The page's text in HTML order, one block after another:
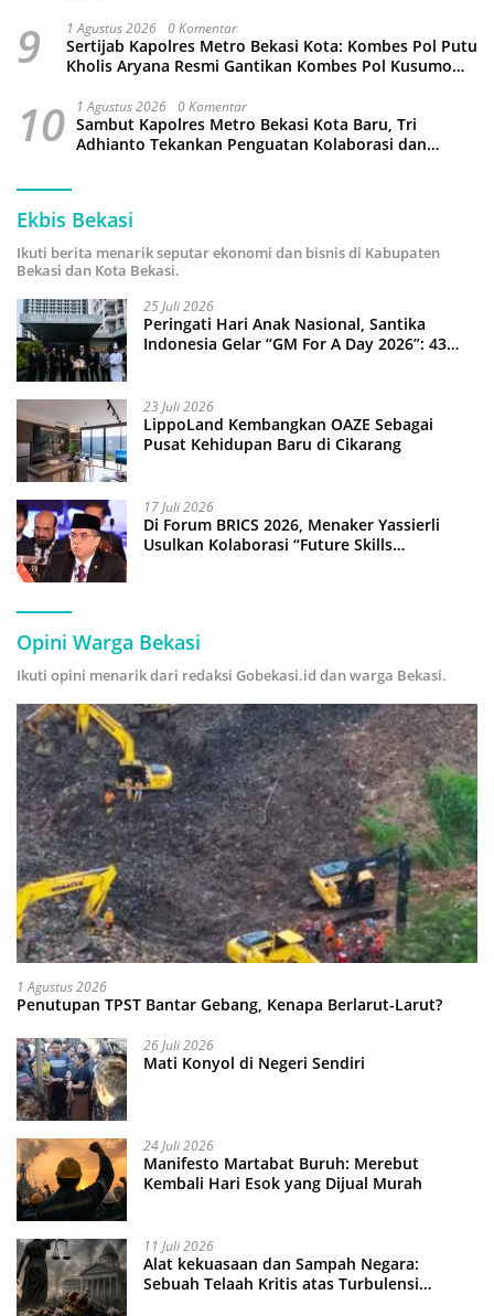
9 1 Agustus 2026 0 Komentar
Sertijab Kapolres Metro Bekasi Kota: Kombes Pol Putu
Kholis Aryana Resmi Gantikan Kombes Pol Kusumo
10 1 Agustus 2026 0 Komentar
Sambut Kapolres Metro Bekasi Kota Baru, Tri
Adhianto Tekankan Penguatan Kolaborasi dan
Ekbis Bekasi
Ikuti berita menarik seputar ekonomi dan bisnis di Kabupaten
Bekasi dan Kota Bekasi.
25 Juli 2026
Peringati Hari Anak Nasional, Santika
Indonesia Gelar “GM For A Day 2026”: 43
23 Juli 2026
LippoLand Kembangkan OAZE Sebagai
Pusat Kehidupan Baru di Cikarang
17 Juli 2026
Di Forum BRICS 2026, Menaker Yassierli
Usulkan Kolaborasi “Future Skills
Opini Warga Bekasi
Ikuti opini menarik dari redaksi Gobekasi.id dan warga Bekasi.
1 Agustus 2026
Penutupan TPST Bantar Gebang, Kenapa Berlarut-Larut?
26 Juli 2026
Mati Konyol di Negeri Sendiri
24 Juli 2026
Manifesto Martabat Buruh: Merebut
Kembali Hari Esok yang Dijual Murah
11 Juli 2026
Alat kekuasaan dan Sampah Negara:
Sebuah Telaah Kritis atas Turbulensi